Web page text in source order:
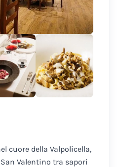
cuore della Valpolicella,
Valentino tra sapori